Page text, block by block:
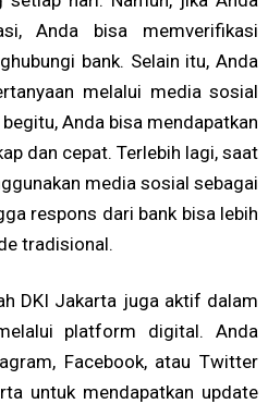
Anda bisa memverifikasi
bank. Selain itu, Anda
melalui media sosial
Anda bisa mendapatkan
dan cepat. Terlebih lagi, saat
media sosial sebagai
respons dari bank bisa lebih
tradisional.
DKI Jakarta juga aktif dalam
platform digital. Anda
Facebook, atau Twitter
untuk mendapatkan update